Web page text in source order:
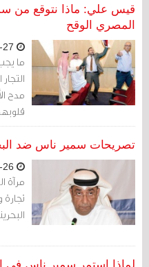
قيس علي: ماذا نتوقع من
المصري الوقح
ما
مدح
يحول
تصريحات سمير ناس ضد
مرآة